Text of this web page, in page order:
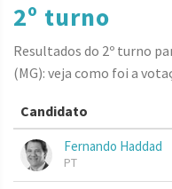
2º turno
Resultados do 2º turno
(MG): veja como foi a
Candidato
Fernando Haddad
PT